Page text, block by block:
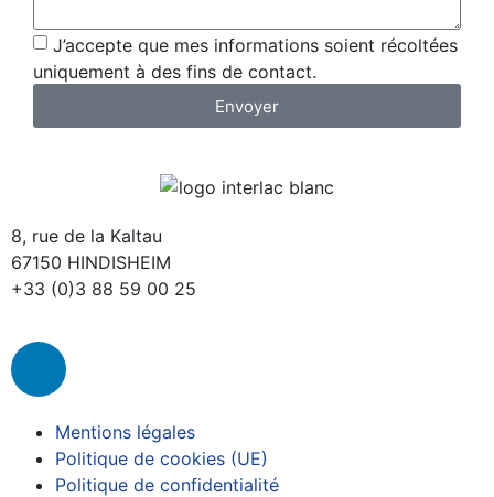
J’accepte que mes informations soient récoltées
uniquement à des fins de contact.
Envoyer
8, rue de la Kaltau
67150 HINDISHEIM
+33 (0)3 88 59 00 25
Mentions légales
Politique de cookies (UE)
Politique de confidentialité